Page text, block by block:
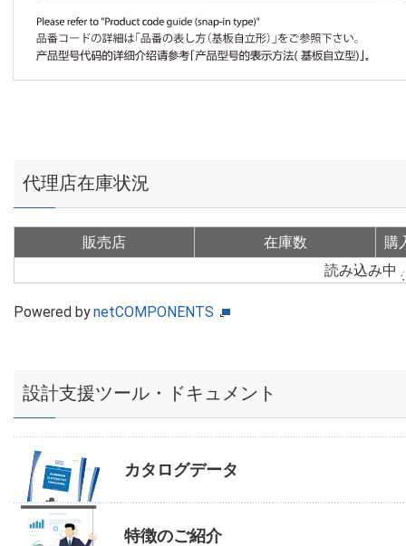
代理店在庫状況
販売店 在庫数
購
読み込み中
Powered bynetCOMPONENTS
設計支援ツール・ドキュメント
カタログデータ
特徴のご紹介